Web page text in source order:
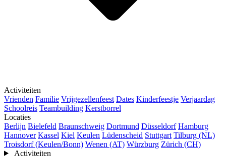
Activiteiten
Vrienden Familie Vrijgezellenfeest Dates Kinderfeestje Verjaardag
Schoolreis Teambuilding Kerstborrel
Locaties
Berlijn Bielefeld Braunschweig Dortmund Düsseldorf Hamburg
Hannover Kassel Kiel Keulen Lüdenscheid Stuttgart Tilburg (NL)
Troisdorf (Keulen/Bonn) Wenen (AT) Würzburg Zürich (CH)
Activiteiten